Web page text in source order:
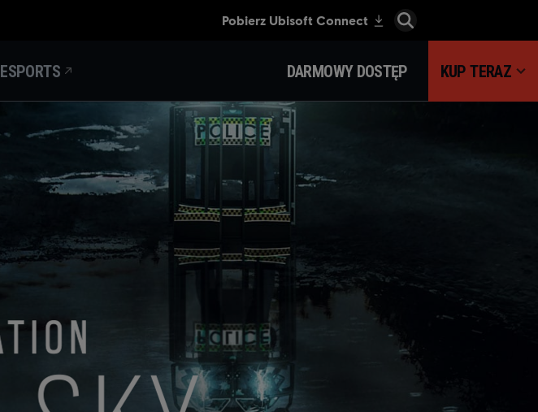
ESPORTS DARMOWY DOSTĘP KUP TERAZ